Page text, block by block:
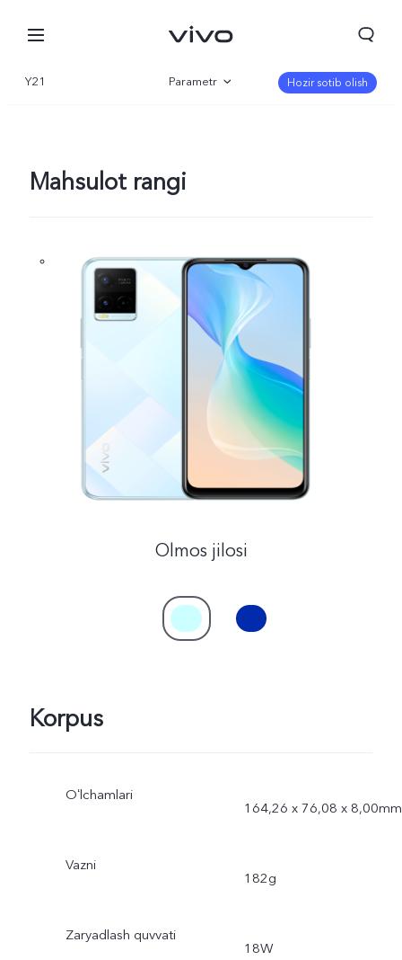
Y21 Parametr Hozir sotib olish
Mahsulot rangi
Olmos jilosi
Korpus
Oʻlchamlari
164,26 x 76,08 x 8,00mm
Vazni
182g
Zaryadlash quvvati
18W